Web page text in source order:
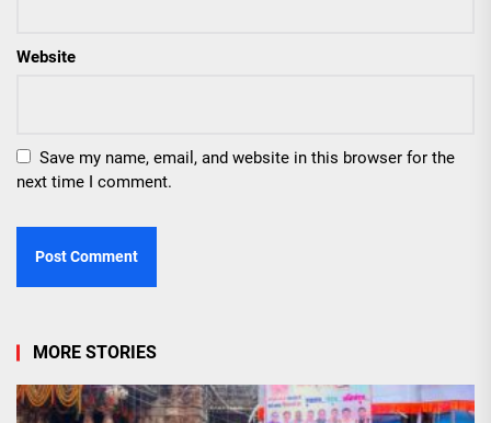
Website
Save my name, email, and website in this browser for the
next time I comment.
MORE STORIES